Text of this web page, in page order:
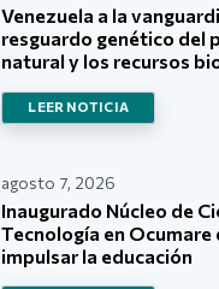
Venezuela a la
resguardo genético del
natural y los recursos
LEER NOTICIA
agosto 7, 2026
Inaugurado Núcleo de
Tecnología en Ocumare
impulsar la educación